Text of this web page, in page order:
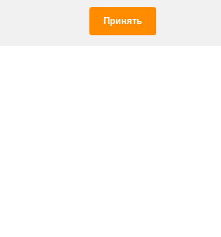
ПринятьИНФОРМАЦИЯ